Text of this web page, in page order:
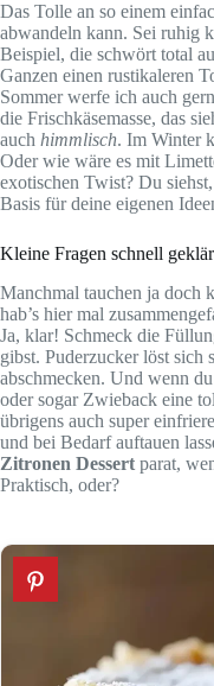
Das Tolle an so einem
abwandeln kann. Sei ruhig
Beispiel, die schwört total
Ganzen einen rustikaleren
Sommer werfe ich auch
die Frischkäsemasse, das
auch himmlisch. Im Winter
Oder wie wäre es mit
exotischen Twist? Du
Basis für deine eigenen
Kleine Fragen schnell
Manchmal tauchen ja doch
hab’s hier mal
Ja, klar! Schmeck die
gibst. Puderzucker löst sich
abschmecken. Und wenn
oder sogar Zwieback eine
übrigens auch super
und bei Bedarf auftauen
Zitronen Dessert parat,
Praktisch, oder?